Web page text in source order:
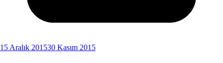
15 Aralık 201530 Kasım 2015